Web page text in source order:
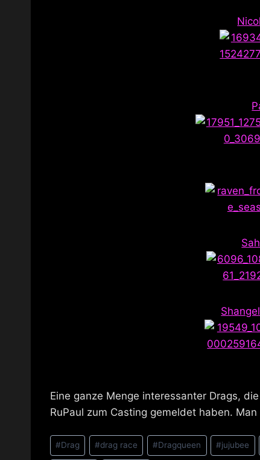
Eine ganze Menge interessanter Drags,
RuPaul zum Casting gemeldet haben.
Schlagworte:
#Drag #drag race #Dragqueen #jujubee